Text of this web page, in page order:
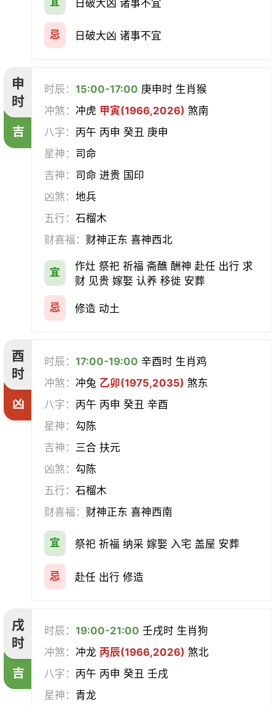
日破大凶 诸事不宜
忌 日破大凶 诸事不宜
申
时
吉
时辰：15:00-17:00 庚申时 生肖猴
冲煞：冲虎 甲寅(1966,2026) 煞南
八字： 丙午 丙申 癸丑 庚申
星神： 司命
吉神： 司命 进贵 国印
凶煞：地兵
五行：石榴木
财喜福： 财神正东 喜神西北
宜
作灶 祭祀 祈福 斋醮 酬神 赴任 出行 求
财 见贵 嫁娶 认养 移徙 安葬
忌 修造 动土
酉
时
凶
时辰：17:00-19:00 辛酉时 生肖鸡
冲煞：冲兔 乙卯(1975,2035) 煞东
八字： 丙午 丙申 癸丑 辛酉
星神： 勾陈
吉神： 三合 扶元
凶煞： 勾陈
五行：石榴木
财喜福： 财神正东 喜神西南
宜 祭祀 祈福 纳采 嫁娶 入宅 盖屋 安葬
忌 赴任 出行 修造
戌
时
吉
时辰：19:00-21:00 壬戌时 生肖狗
冲煞：冲龙 丙辰(1966,2026) 煞北
八字： 丙午 丙申 癸丑 壬戌
星神： 青龙